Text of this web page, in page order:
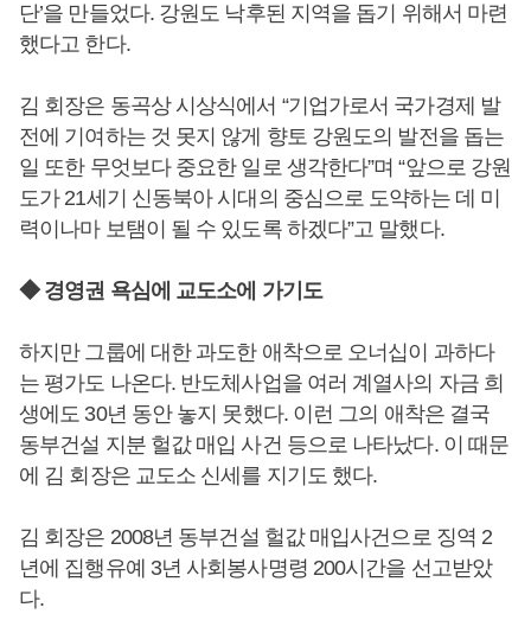
단’을 만들었다. 강원도 낙후된 지역을 돕기 위해서 마련
했다고 한다.
김 회장은 동곡상 시상식에서 “기업가로서 국가경제 발
전에 기여하는 것 못지 않게 향토 강원도의 발전을 돕는
일 또한 무엇보다 중요한 일로 생각한다”며 “앞으로 강원
도가 21세기 신동북아 시대의 중심으로 도약하는 데 미
력이나마 보탬이 될 수 있도록 하겠다”고 말했다.
◆ 경영권 욕심에 교도소에 가기도
하지만 그룹에 대한 과도한 애착으로 오너십이 과하다
는 평가도 나온다. 반도체사업을 여러 계열사의 자금 희
생에도 30년 동안 놓지 못했다. 이런 그의 애착은 결국
동부건설 지분 헐값 매입 사건 등으로 나타났다. 이 때문
에 김 회장은 교도소 신세를 지기도 했다.
김 회장은 2008년 동부건설 헐값 매입사건으로 징역 2
년에 집행유예 3년 사회봉사명령 200시간을 선고받았
다.